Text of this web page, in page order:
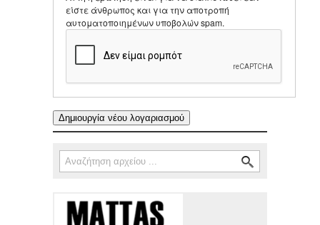
είστε άνθρωπος και για την αποτροπή
αυτοματοποιημένων υποβολών spam.
Φόρμα αναζήτησης
Αναζήτηση